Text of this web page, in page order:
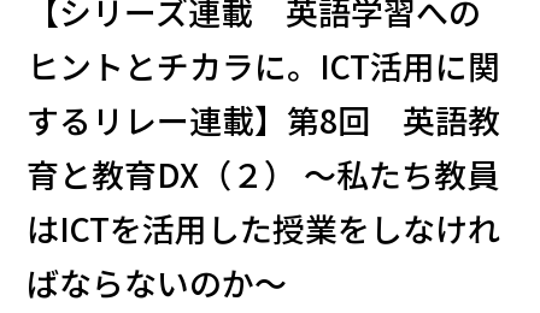
【シリーズ連載 英語学習への
ヒントとチカラに。ICT活用に関
するリレー連載】第8回 英語教
育と教育DX（２） ～私たち教員
はICTを活用した授業をしなけれ
ばならないのか～